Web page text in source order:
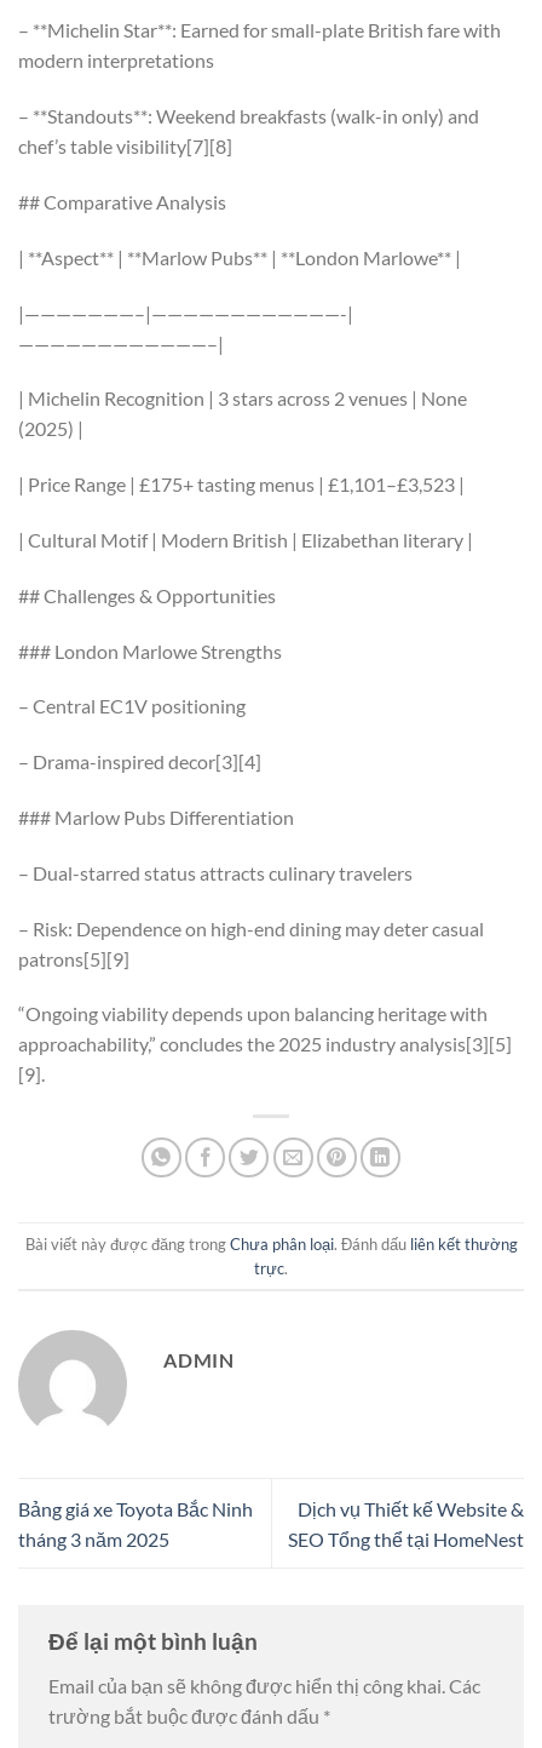
– **Michelin Star**: Earned for small-plate British fare with
modern interpretations
– **Standouts**: Weekend breakfasts (walk-in only) and
chef’s table visibility[7][8]
## Comparative Analysis
| **Aspect** | **Marlow Pubs** | **London Marlowe** |
|———————–|————————————-|
————————————–|
| Michelin Recognition | 3 stars across 2 venues | None
(2025) |
| Price Range | £175+ tasting menus | £1,101–£3,523 |
| Cultural Motif | Modern British | Elizabethan literary |
## Challenges & Opportunities
### London Marlowe Strengths
– Central EC1V positioning
– Drama-inspired decor[3][4]
### Marlow Pubs Differentiation
– Dual-starred status attracts culinary travelers
– Risk: Dependence on high-end dining may deter casual
patrons[5][9]
“Ongoing viability depends upon balancing heritage with
approachability,” concludes the 2025 industry analysis[3][5]
[9].
Bài viết này được đăng trongChưa phân loại. Đánh dấu liên kết thường
trực.
ADMIN
Bảng giá xe Toyota Bắc Ninh
tháng 3 năm 2025
Dịch vụ Thiết kế Website &
SEO Tổng thể tại HomeNest
Để lại một bình luận
Email của bạn sẽ không được hiển thị công khai.Các
trường bắt buộc được đánh dấu *